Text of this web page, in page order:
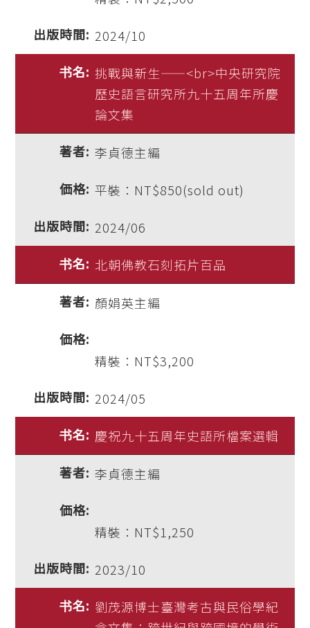
2024/10
挑戰與新生——<br>中央研究院
歷史語言研究所九十五周年所慶
論文集
李貞德主編
平裝：NT$850(sold out)
2024/06
北朝佛教石刻拓片百品
顏娟英主編
精裝：NT$3,200
2024/05
慶祝九十五周年史語所檔案選輯
李貞德主編
精裝：NT$1,250
2023/10
劉茂源博士臺灣考古與民俗學紀